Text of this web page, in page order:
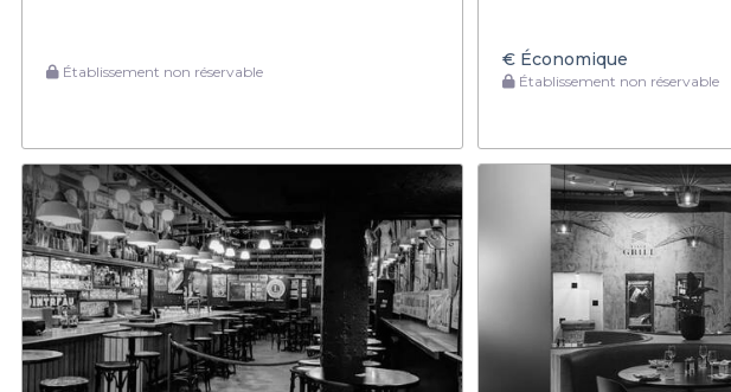
Établissement non réservable
€Économique
Établissement non réservable